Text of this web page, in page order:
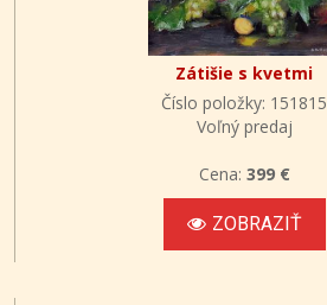
Zátišie s kvetmi
Číslo položky: 151815
Voľný predaj
Cena: 399 €
ZOBRAZIŤ